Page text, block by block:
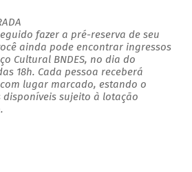
fazer a pré-reserva de seu
ainda pode encontrar ingressos
Cultural BNDES, no dia do
18h. Cada pessoa receberá
lugar marcado, estando o
disponíveis sujeito à lotação